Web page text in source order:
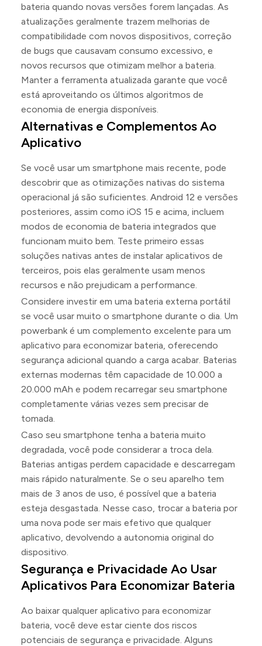
bateria quando novas versões forem lançadas. As
atualizações geralmente trazem melhorias de
compatibilidade com novos dispositivos, correção
de bugs que causavam consumo excessivo, e
novos recursos que otimizam melhor a bateria.
Manter a ferramenta atualizada garante que você
está aproveitando os últimos algoritmos de
economia de energia disponíveis.
Alternativas e Complementos Ao
Aplicativo
Se você usar um smartphone mais recente, pode
descobrir que as otimizações nativas do sistema
operacional já são suficientes. Android 12 e versões
posteriores, assim como iOS 15 e acima, incluem
modos de economia de bateria integrados que
funcionam muito bem. Teste primeiro essas
soluções nativas antes de instalar aplicativos de
terceiros, pois elas geralmente usam menos
recursos e não prejudicam a performance.
Considere investir em uma bateria externa portátil
se você usar muito o smartphone durante o dia. Um
powerbank é um complemento excelente para um
aplicativo para economizar bateria, oferecendo
segurança adicional quando a carga acabar. Baterias
externas modernas têm capacidade de 10.000 a
20.000 mAh e podem recarregar seu smartphone
completamente várias vezes sem precisar de
tomada.
Caso seu smartphone tenha a bateria muito
degradada, você pode considerar a troca dela.
Baterias antigas perdem capacidade e descarregam
mais rápido naturalmente. Se o seu aparelho tem
mais de 3 anos de uso, é possível que a bateria
esteja desgastada. Nesse caso, trocar a bateria por
uma nova pode ser mais efetivo que qualquer
aplicativo, devolvendo a autonomia original do
dispositivo.
Segurança e Privacidade Ao Usar
Aplicativos Para Economizar Bateria
Ao baixar qualquer aplicativo para economizar
bateria, você deve estar ciente dos riscos
potenciais de segurança e privacidade. Alguns